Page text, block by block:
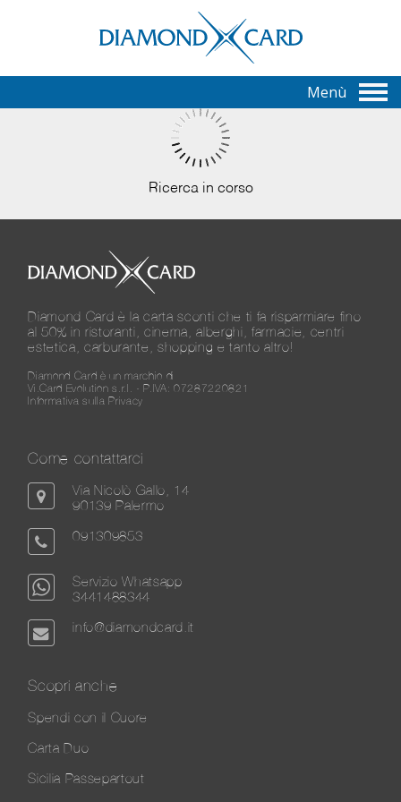
Menù
Ricerca in corso
Diamond Card è la carta sconti che ti fa risparmiare fino
al 50% in ristoranti, cinema, alberghi, farmacie, centri
estetica, carburante, shopping e tanto altro!
Diamond Card è un marchio di
Vi.Card Evolution s.r.l. - P.IVA: 07287220821
Informativa sulla Privacy
Come contattarci
Via Nicolò Gallo, 14
90139 Palermo
091309853
Servizio Whatsapp
3441488344
info@diamondcard.it
Scopri anche
Spendi con il Cuore
Carta Duo
Sicilia Passepartout